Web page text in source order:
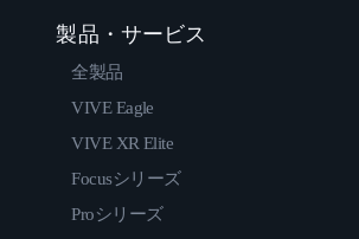
製品・サービス
全製品
VIVE Eagle
VIVE XR Elite
Focusシリーズ
Proシリーズ